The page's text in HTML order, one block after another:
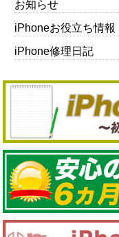
お知らせ
iPhoneお役立ち情報
iPhone修理日記